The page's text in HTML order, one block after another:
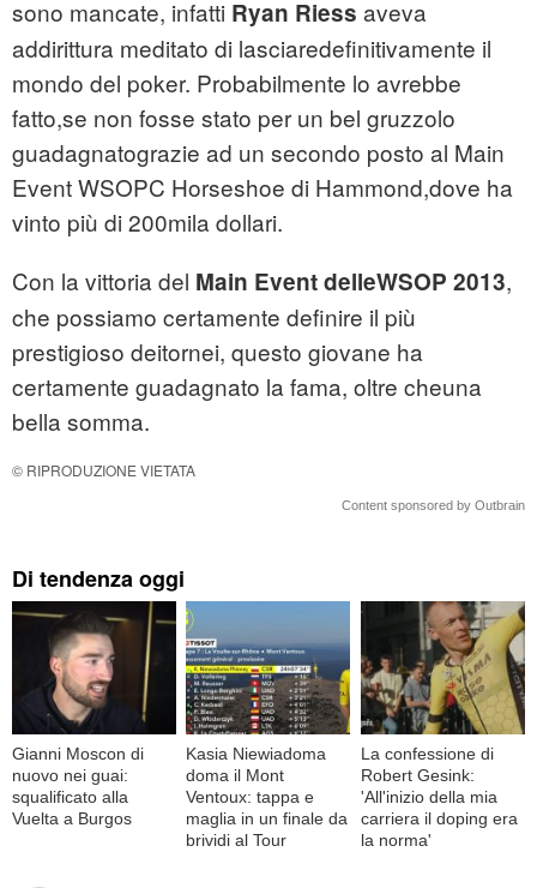
sono mancate, infatti Ryan Riess aveva
addirittura meditato di lasciaredefinitivamente il
mondo del poker. Probabilmente lo avrebbe
fatto,se non fosse stato per un bel gruzzolo
guadagnatograzie ad un secondo posto al Main
Event WSOPC Horseshoe di Hammond,dove ha
vinto più di 200mila dollari.
Con la vittoria del Main Event delleWSOP 2013,
che possiamo certamente definire il più
prestigioso deitornei, questo giovane ha
certamente guadagnato la fama, oltre cheuna
bella somma.
© RIPRODUZIONE VIETATA
Content sponsored by Outbrain
Di tendenza oggi
Gianni Moscon di
nuovo nei guai:
squalificato alla
Vuelta a Burgos
Kasia Niewiadoma
doma il Mont
Ventoux: tappa e
maglia in un finale da
brividi al Tour
La confessione di
Robert Gesink:
'All'inizio della mia
carriera il doping era
la norma'